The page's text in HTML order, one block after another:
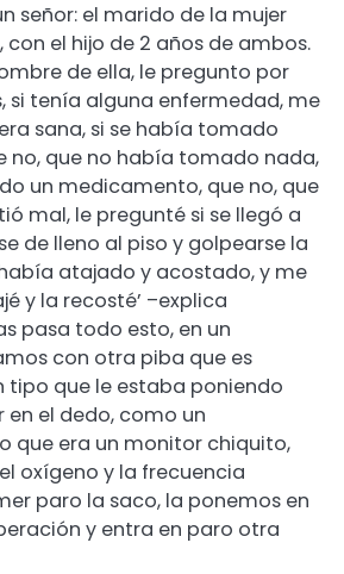
señor: el marido de la mujer
el hijo de 2 años de ambos.
de ella, le pregunto por
si tenía alguna enfermedad, me
sana, si se había tomado
no, que no había tomado nada,
un medicamento, que no, que
mal, le pregunté si se llegó a
de lleno al piso y golpearse la
atajado y acostado, y me
y la recosté’ –explica
pasa todo esto, en un
con otra piba que es
tipo que le estaba poniendo
el dedo, como un
que era un monitor chiquito,
oxígeno y la frecuencia
paro la saco, la ponemos en
y entra en paro otra